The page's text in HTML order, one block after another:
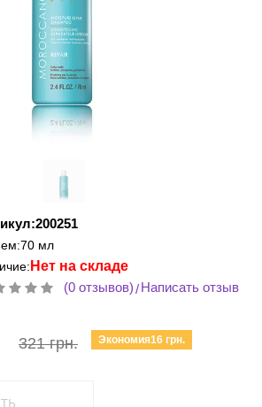
мл
Нет на складе
(0 отзывов)/Написать отзыв
321 грн. Экономия16 грн.